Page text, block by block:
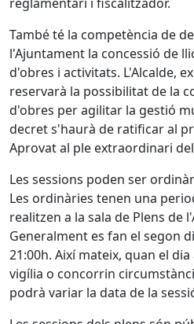
També té la competència de
l'Ajuntament la concessió de
d'obres i activitats. L'Alcalde,
reservarà la possibilitat de la
d'obres per agilitar la gestió
decret s'haurà de ratificar al
Aprovat al ple extraordinari
Les sessions poden ser
Les ordinàries tenen una
realitzen a la sala de Plens de
Generalment es fan el segon
21:00h. Així mateix, quan el
vigília o concorrin
podrà variar la data de la